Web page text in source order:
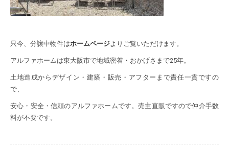
只今、分譲中物件はホームページよりご覧いただけます。
アルファホームは東大阪市で地域密着・おかげさまで25年。
土地造成からデザイン・建築・販売・アフターまで責任一貫ですの
で、
安心・安全・信頼のアルファホームです。売主直販ですので仲介手数
料が不要です。